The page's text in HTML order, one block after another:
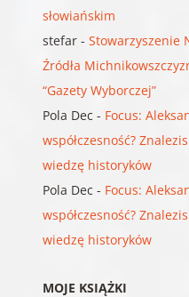
słowiańskim
stefar- Stowarzyszenie
Źródła
“Gazety Wyborczej”
Pola Dec - Focus:
współczesność?
wiedzę historyków
Pola Dec - Focus:
współczesność?
wiedzę historyków
MOJE KSIĄŻKI